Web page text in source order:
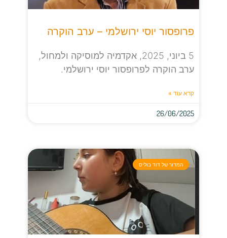
פרופסור יוסי ירושלמי – ערב הוקרה
5 ביוני, 2025, אקדמיה למוסיקה ולמחול,
ערב הוקרה לפרופסור יוסי ירושלמי.
קרא עוד »
26/06/2025
המדור של דוד בוליס